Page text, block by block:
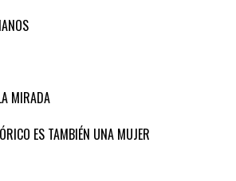
MIRADA
ES TAMBIÉN UNA MUJER